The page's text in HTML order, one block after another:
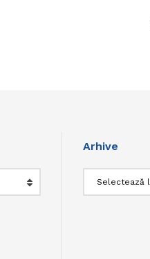
Arhive